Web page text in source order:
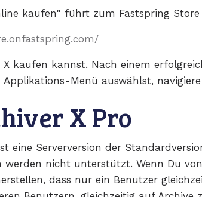
kaufen" führt zum Fastspring Store
kaufen kannst. Nach einem
Menü auswählst,
X Pro
eine Serverversion der
werden nicht unterstützt. Wenn Du
dass nur ein Benutzer